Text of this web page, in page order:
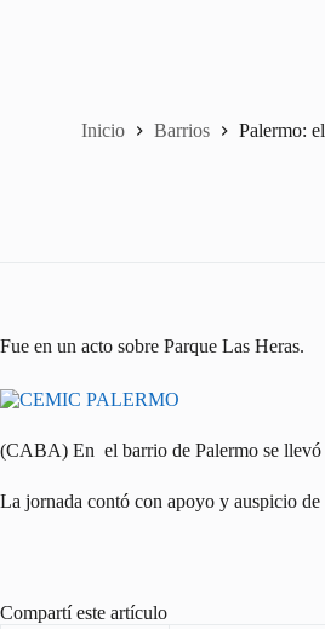
Inicio Barrios Palermo:
Fue en un acto sobre Parque Las Heras.
(CABA) En el barrio de Palermo se llevó
La jornada contó con apoyo y auspicio de
Compartí este artículo